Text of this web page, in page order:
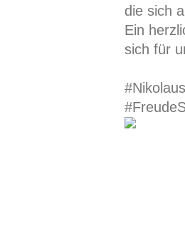
die sich
Ein
sich für